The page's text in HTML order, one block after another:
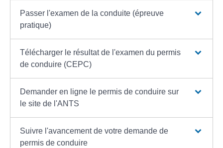
Passer l'examen de la conduite (épreuve
pratique)
Télécharger le résultat de l'examen du permis
de conduire (CEPC)
Demander en ligne le permis de conduire sur
le site de l'ANTS
Suivre l'avancement de votre demande de
permis de conduire